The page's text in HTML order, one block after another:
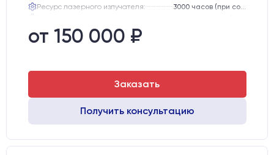
Ресурс лазерного излучателя:
3000 часов (при соблюдении условий эксплуатации)
Зеркала:
Интерфейс подключения станка к ПК:
от 150 000 ₽
Заказать
Получить консультацию